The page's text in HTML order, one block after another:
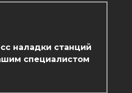
наладки станций
специалистом